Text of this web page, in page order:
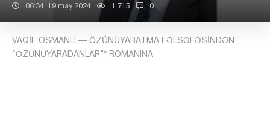
06:34, 19 may 2024 1 715 0
VAQİF OSMANLI — ÖZÜNÜYARATMA FƏLSƏFƏSİNDƏN
“ÖZÜNÜYARADANLAR”* ROMANINA